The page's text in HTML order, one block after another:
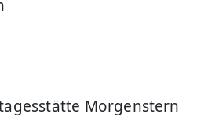
Morgenstern